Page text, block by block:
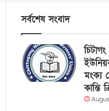
সর্বশেষ সংবাদ
চিটাগং
মংক্য
কান্তি